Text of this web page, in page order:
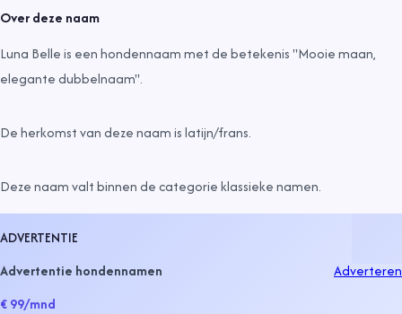
Over deze naam
Luna Belle is een hondennaam met de betekenis "Mooie maan,
elegante dubbelnaam".
De herkomst van deze naam islatijn/frans.
Deze naam valt binnen de categorieklassieke namen.
ADVERTENTIE
Advertentie hondennamen
€ 99/mnd
Adverteren